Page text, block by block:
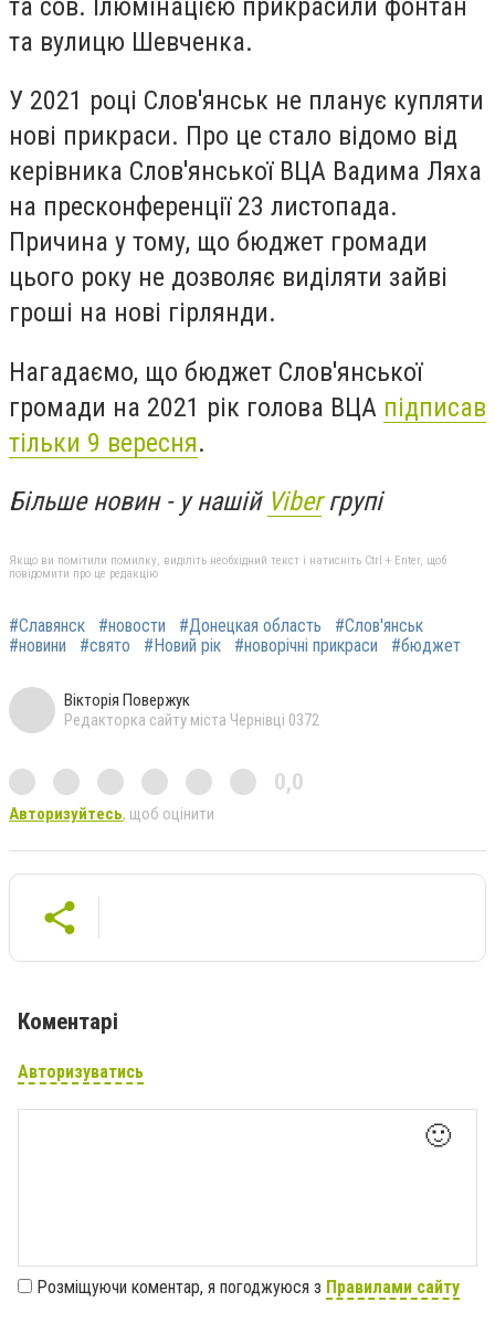
та вулицю Шевченка.
У 2021 році Слов'янськ не планує купляти
нові прикраси. Про це стало відомо від
керівника Слов'янської ВЦА Вадима Ляха
на пресконференції 23 листопада.
Причина у тому, що бюджет громади
цього року не дозволяє виділяти зайві
гроші на нові гірлянди.
Нагадаємо, що бюджет Слов'янської
громади на 2021 рік голова ВЦА підписав
тільки 9 вересня.
Більше новин - у нашій Viberгрупі
Якщо ви помітили помилку, виділіть необхідний текст і натисніть Ctrl + Enter, щоб
повідомити про це редакцію
#Славянск #новости #Донецкая область
#Слов'янськ
#новини
#свято #Новий рік #новорічні прикраси #бюджет
Вікторія Повержук
Редакторка сайту міста Чернівці 0372
0,0
Авторизуйтесь, щоб оцінити
Коментарі
Авторизуватись
🙂
Розміщуючи коментар, я погоджуюся з Правилами сайту